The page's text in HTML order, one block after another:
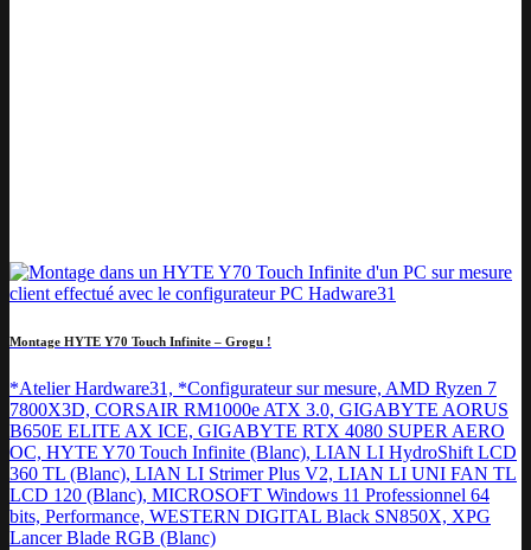
Montage HYTE Y70 Touch Infinite – Grogu !
*Atelier Hardware31, *Configurateur sur mesure, AMD Ryzen 7
7800X3D, CORSAIR RM1000e ATX 3.0, GIGABYTE AORUS
B650E ELITE AX ICE, GIGABYTE RTX 4080 SUPER AERO
OC, HYTE Y70 Touch Infinite (Blanc), LIAN LI HydroShift LCD
360 TL (Blanc), LIAN LI Strimer Plus V2, LIAN LI UNI FAN TL
LCD 120 (Blanc), MICROSOFT Windows 11 Professionnel 64
bits, Performance, WESTERN DIGITAL Black SN850X, XPG
Lancer Blade RGB (Blanc)